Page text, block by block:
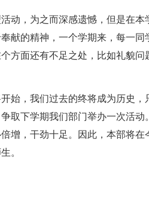
，为之而深感遗憾，但是在本
献的精神，一个学期来，每一同
方面还有不足之处，比如礼貌问
，我们过去的终将成为历史，
取下学期我们部门举办一次活动
增，干劲十足。因此，本部将在
。